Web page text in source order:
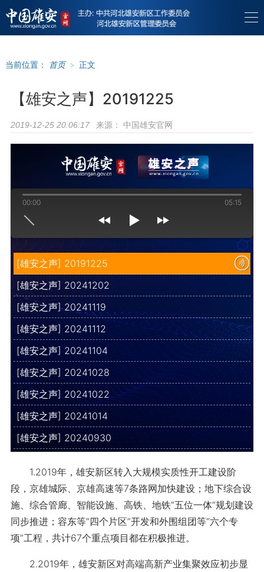
当前位置： 首页 > 正文
【雄安之声】20191225
2019-12-25 20:06:17 来源： 中国雄安官网
[雄安之声] 20191225
[雄安之声] 20241202
[雄安之声] 20241119
[雄安之声] 20241112
[雄安之声] 20241104
[雄安之声] 20241028
[雄安之声] 20241022
[雄安之声] 20241014
[雄安之声] 20240930
00:00 05:15
1.2019年，雄安新区转入大规模实质性开工建设阶
段，京雄城际、京雄高速等7条路网加快建设；地下综合设
施、综合管廊、智能设施、高铁、地铁“五位一体”规划建设
同步推进；容东等“四个片区”开发和外围组团等“六个专
项”工程，共计67个重点项目都在积极推进。
2.2019年，雄安新区对高端高新产业集聚效应初步显